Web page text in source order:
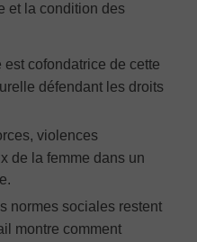
et la condition des
est cofondatrice de cette
défendant les droits
violences
de la femme dans un
normes sociales restent
montre comment